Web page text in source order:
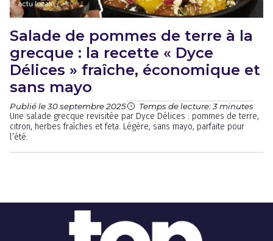
Salade de pommes de terre à la
grecque : la recette « Dyce
Délices » fraîche, économique et
sans mayo
Publié le 30 septembre 2025 Temps de lecture: 3 minutes
Une salade grecque revisitée par Dyce Délices : pommes de terre,
citron, herbes fraîches et feta. Légère, sans mayo, parfaite pour
l’été.